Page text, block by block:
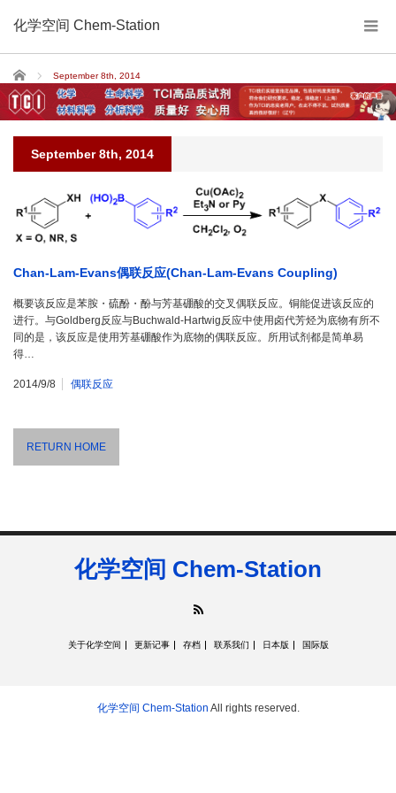
化学空间 Chem-Station
Home September 8th, 2014
September 8th, 2014
Chan-Lam-Evans偶联反应(Chan-Lam-Evans Coupling)
概要该反应是苯胺・硫酚・酚与芳基硼酸的交叉偶联反应。铜能促进该反应的
进行。与Goldberg反应与Buchwald-Hartwig反应中使用卤代芳烃为底物有所不
同的是，该反应是使用芳基硼酸作为底物的偶联反应。所用试剂都是简单易
得…
2014/9/8 偶联反应
RETURN HOME
化学空间 Chem-Station
关于化学空间 更新记事 存档 联系我们 日本版 国际版
化学空间 Chem-Station All rights reserved.